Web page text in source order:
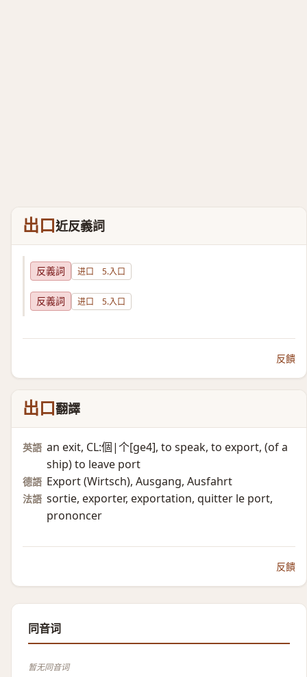
出口 近反義詞
反義詞 进口 5.入口
反義詞 进口 5.入口
反饋
出口 翻譯
英語 an exit, CL:個|个[ge4], to speak, to export, (of a
ship)​ to leave port
德語 Export (Wirtsch)​, Ausgang, Ausfahrt
法語 sortie, exporter, exportation, quitter le port,
prononcer
反饋
同音词
暂无同音词